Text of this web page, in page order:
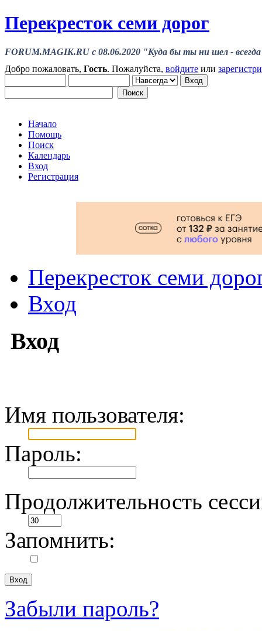
Перекресток семи дорог
FORUM.MAGIK.RU c 08.06.2020 "Куда бы ты ни шел - всегда
Добро пожаловать, Гость. Пожалуйста, войдите или
Начало
Помощь
Поиск
Календарь
Вход
Регистрация
Перекресток семи
Вход
Вход
Имя пользователя:
Пароль:
Продолжительность
Запомнить:
Забыли пароль?